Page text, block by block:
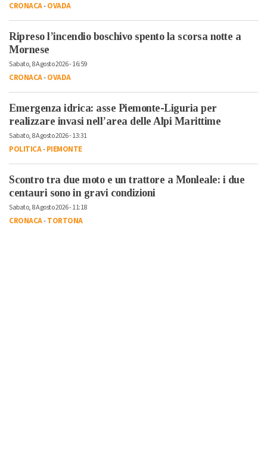
CRONACA-OVADA
Ripreso l’incendio boschivo spento la scorsa notte a
Mornese
Sabato, 8 Agosto 2026 - 16:59
CRONACA-OVADA
Emergenza idrica: asse Piemonte-Liguria per
realizzare invasi nell’area delle Alpi Marittime
Sabato, 8 Agosto 2026 - 13:31
POLITICA-PIEMONTE
Scontro tra due moto e un trattore a Monleale: i due
centauri sono in gravi condizioni
Sabato, 8 Agosto 2026 - 11:18
CRONACA-TORTONA